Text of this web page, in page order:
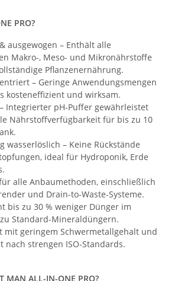
PRO?
ausgewogen – Enthält alle
Makro-, Meso- und Mikronährstoffe
Pflanzenernährung.
– Geringe Anwendungsmengen
kosteneffizient und wirksam.
Integrierter pH-Puffer gewährleistet
Nährstoffverfügbarkeit für bis zu 10
wasserlöslich – Keine Rückstände
ideal für Hydroponik, Erde
alle Anbaumethoden, einschließlich
und Drain-to-Waste-Systeme.
bis zu 30 % weniger Dünger im
Standard-Mineraldüngern.
mit geringem Schwermetallgehalt und
nach strengen ISO-Standards.
MAN ALL-IN-ONE PRO?